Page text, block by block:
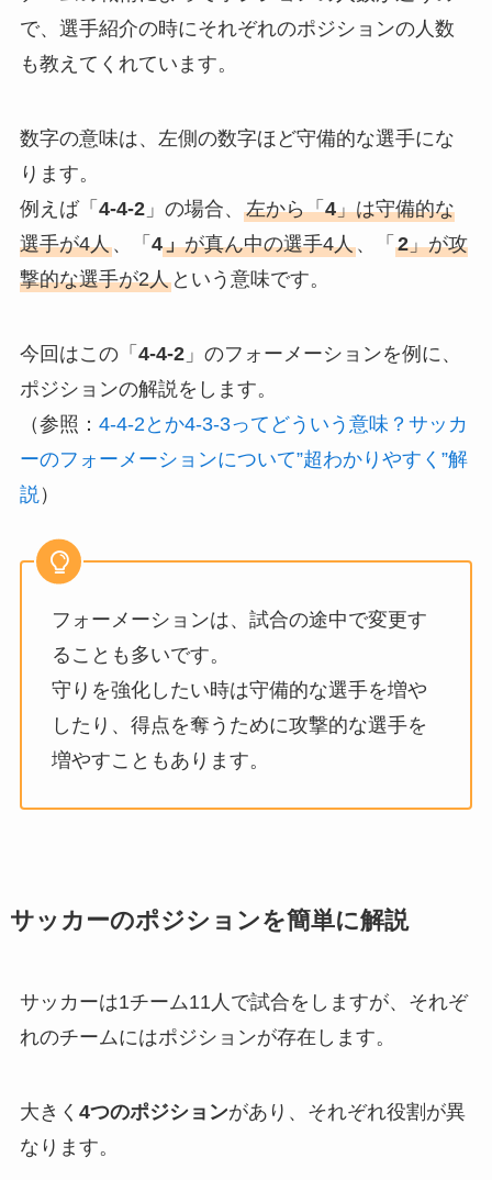
で、選手紹介の時にそれぞれのポジションの人数
も教えてくれています。
数字の意味は、左側の数字ほど守備的な選手にな
ります。
例えば「 4-4-2」の場合、 左から「4」は守備的な
選手が4人、「 4」が真ん中の選手4人、「 2」が攻
撃的な選手が2人という意味です。
今回はこの「 4-4-2」のフォーメーションを例に、
ポジションの解説をします。
（参照： 4-4-2とか4-3-3ってどういう意味？サッカ
ーのフォーメーションについて”超わかりやすく”解
説 ）
フォーメーションは、試合の途中で変更す
ることも多いです。
守りを強化したい時は守備的な選手を増や
したり、得点を奪うために攻撃的な選手を
増やすこともあります。
サッカーのポジションを簡単に解説
サッカーは1チーム11人で試合をしますが、それぞ
れのチームにはポジションが存在します。
大きく 4つのポジションがあり、それぞれ役割が異
なります。